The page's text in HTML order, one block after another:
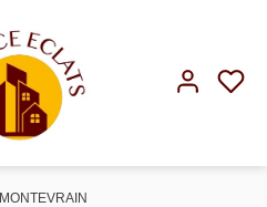
MONTEVRAIN